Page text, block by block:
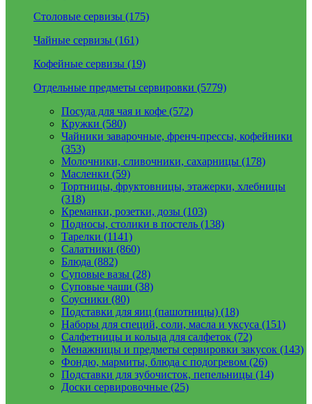
Столовые сервизы (175)
Чайные сервизы (161)
Кофейные сервизы (19)
Отдельные предметы сервировки (5779)
Посуда для чая и кофе (572)
Кружки (580)
Чайники заварочные, френч-прессы, кофейники
(353)
Молочники, сливочники, сахарницы (178)
Масленки (59)
Тортницы, фруктовницы, этажерки, хлебницы
(318)
Креманки, розетки, дозы (103)
Подносы, столики в постель (138)
Тарелки (1141)
Салатники (860)
Блюда (882)
Суповые вазы (28)
Суповые чаши (38)
Соусники (80)
Подставки для яиц (пашотницы) (18)
Наборы для специй, соли, масла и уксуса (151)
Салфетницы и кольца для салфеток (72)
Менажницы и предметы сервировки закусок (143)
Фондю, мармиты, блюда с подогревом (26)
Подставки для зубочисток, пепельницы (14)
Доски сервировочные (25)